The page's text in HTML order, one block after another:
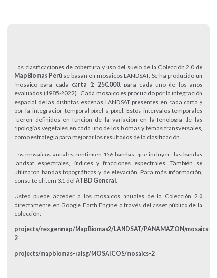
Las clasificaciones de cobertura y uso del suelo de la Colección 2.0 de
MapBiomas Perú se basan en mosaicos LANDSAT. Se ha producido un
mosaico para cada carta 1: 250.000, para cada uno de los años
evaluados (1985-2022) . Cada mosaico es producido por la integración
espacial de las distintas escenas LANDSAT presentes en cada carta y
por la integración temporal píxel a píxel. Estos intervalos temporales
fueron definidos en función de la variación en la fenología de las
tipologías vegetales en cada uno de los biomas y temas transversales,
como estrategia para mejorar los resultados de la clasificación.
Los mosaicos anuales contienen 156 bandas, que incluyen: las bandas
landsat espectrales, índices y fracciones espectrales. También se
utilizaron bandas topográficas y de elevación. Para más información,
consulte el item 3.1 del ATBD General .
Usted puede acceder a los mosaicos anuales de la Colección 2.0
directamente en Google Earth Engine a través del asset público de la
colección:
projects/nexgenmap/MapBiomas2/LANDSAT/PANAMAZON/mosaics-
2
projects/mapbiomas-raisg/MOSAICOS/mosaics-2